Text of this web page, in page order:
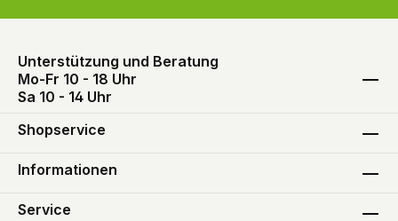
Unterstützung und Beratung
Mo-Fr 10 - 18 Uhr
Sa 10 - 14 Uhr
Shopservice
Informationen
Service